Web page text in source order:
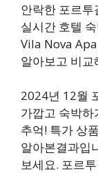
안락한 포르투
실시간 호텔
Vila Nova
알아보고 비교
2024년 12월
가깝고 숙박
추억! 특가 상
알아본결과입
보세요. 포르